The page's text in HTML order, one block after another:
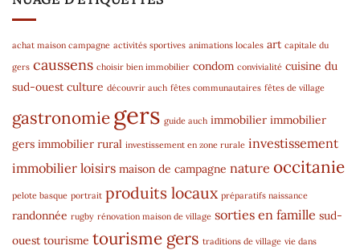
achat maison campagne activités sportives animations locales art capitale du
gers caussens choisir bien immobilier condom convivialité cuisine du
sud-ouest culture découvrir auch fêtes communautaires fêtes de village
gastronomiegers guide auch immobilier immobilier
gers immobilier rural investissement en zone rurale investissement
immobilier loisirs maison de campagne nature occitanie
pelote basque portrait produits locaux préparatifs naissance
randonnée rugby rénovation maison de village sorties en famille sud-
ouest tourisme tourisme gers traditions de village vie dans